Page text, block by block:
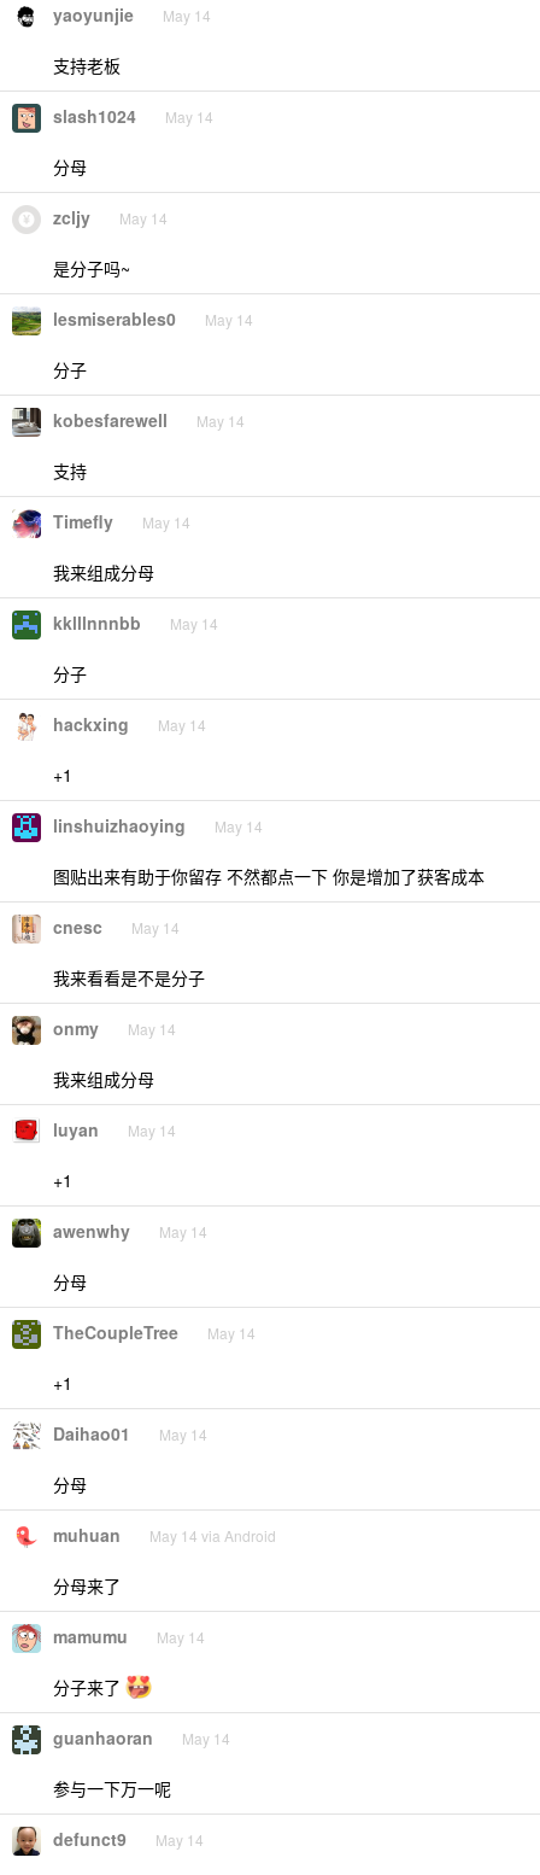
yaoyunjie May 14
支持老板
slash1024 May 14
分母
zcljy May 14
是分子吗~
lesmiserables0 May 14
分子
kobesfarewell May 14
支持
Timefly May 14
我来组成分母
kklllnnnbb May 14
分子
hackxing May 14
+1
linshuizhaoying May 14
图贴出来有助于你留存 不然都点一下 你是增加了获客成本
cnesc May 14
我来看看是不是分子
onmy May 14
我来组成分母
luyan May 14
+1
awenwhy May 14
分母
TheCoupleTree May 14
+1
Daihao01 May 14
分母
muhuan May 14 via Android
分母来了
mamumu May 14
分子来了
guanhaoran May 14
参与一下万一呢
defunct9 May 14